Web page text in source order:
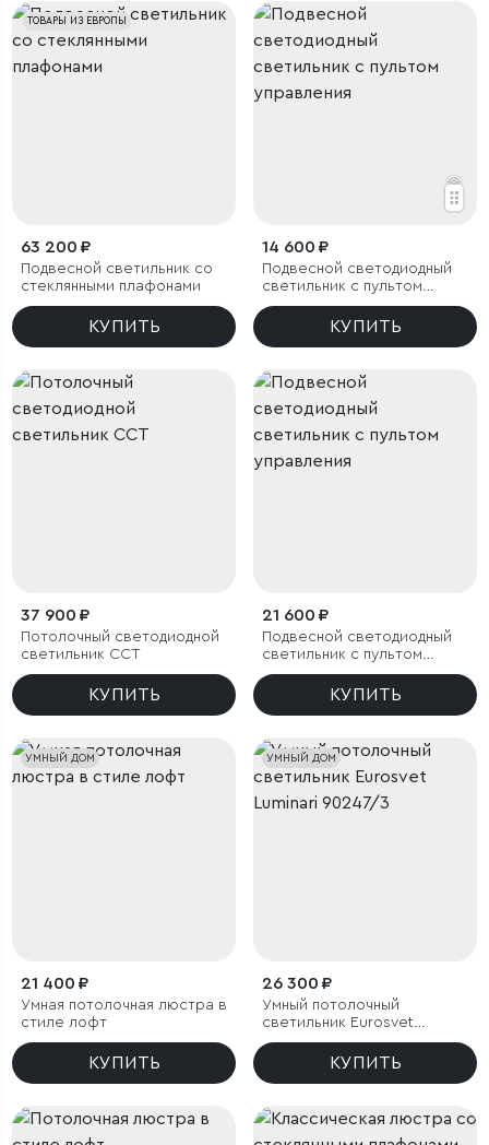
ТОВАРЫ ИЗ ЕВРОПЫ
63 200 ₽
Подвесной светильник со
стеклянными плафонами
КУПИТЬ
14 600 ₽
Подвесной светодиодный
светильник с пультом
управления
КУПИТЬ
37 900 ₽
Потолочный светодиодной
светильник CCT
КУПИТЬ
21 600 ₽
Подвесной светодиодный
светильник с пультом
управления
КУПИТЬ
УМНЫЙ ДОМ
21 400 ₽
Умная потолочная люстра в
стиле лофт
КУПИТЬ
УМНЫЙ ДОМ
26 300 ₽
Умный потолочный
светильник Eurosvet
Luminari 90247/3
КУПИТЬ